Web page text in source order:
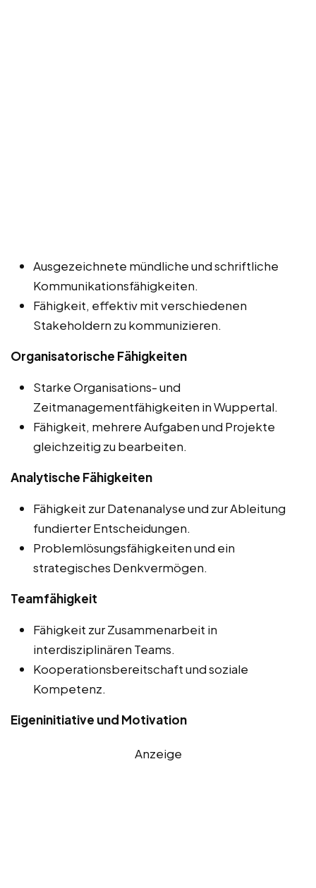
Ausgezeichnete mündliche und schriftliche
Kommunikationsfähigkeiten.
Fähigkeit, effektiv mit verschiedenen
Stakeholdern zu kommunizieren.
Organisatorische Fähigkeiten
Starke Organisations- und
Zeitmanagementfähigkeiten in Wuppertal.
Fähigkeit, mehrere Aufgaben und Projekte
gleichzeitig zu bearbeiten.
Analytische Fähigkeiten
Fähigkeit zur Datenanalyse und zur Ableitung
fundierter Entscheidungen.
Problemlösungsfähigkeiten und ein
strategisches Denkvermögen.
Teamfähigkeit
Fähigkeit zur Zusammenarbeit in
interdisziplinären Teams.
Kooperationsbereitschaft und soziale
Kompetenz.
Eigeninitiative und Motivation
Anzeige